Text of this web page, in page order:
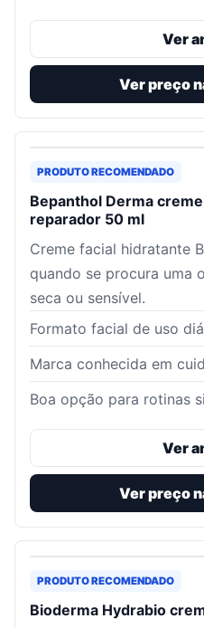
Ver
Ver preço
PRODUTO RECOMENDADO
Bepanthol Derma
reparador 50 ml
Creme facial hidratante
quando se procura uma
seca ou sensível.
Formato facial de uso
Marca conhecida em
Boa opção para rotinas
Ver
Ver preço
PRODUTO RECOMENDADO
Bioderma Hydrabio